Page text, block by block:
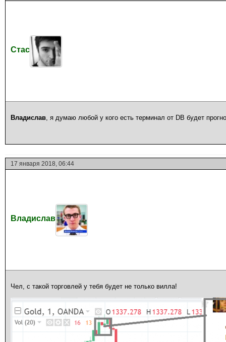
Стас
Владислав, я думаю любой у кого есть терминал от DB будет
17 января 2018, 06:44
Владислав
Чел, с такой торговлей у тебя будет не только вилла!